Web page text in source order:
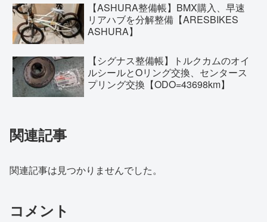
【ASHURA整備帳】BMX購入、早速
リアハブを分解整備【ARESBIKES
ASHURA】
【シグナス整備帳】トルクカムのオイ
ルシールとOリング交換、センタース
プリング交換【ODO=43698km】
関連記事
関連記事は見つかりませんでした。
コメント